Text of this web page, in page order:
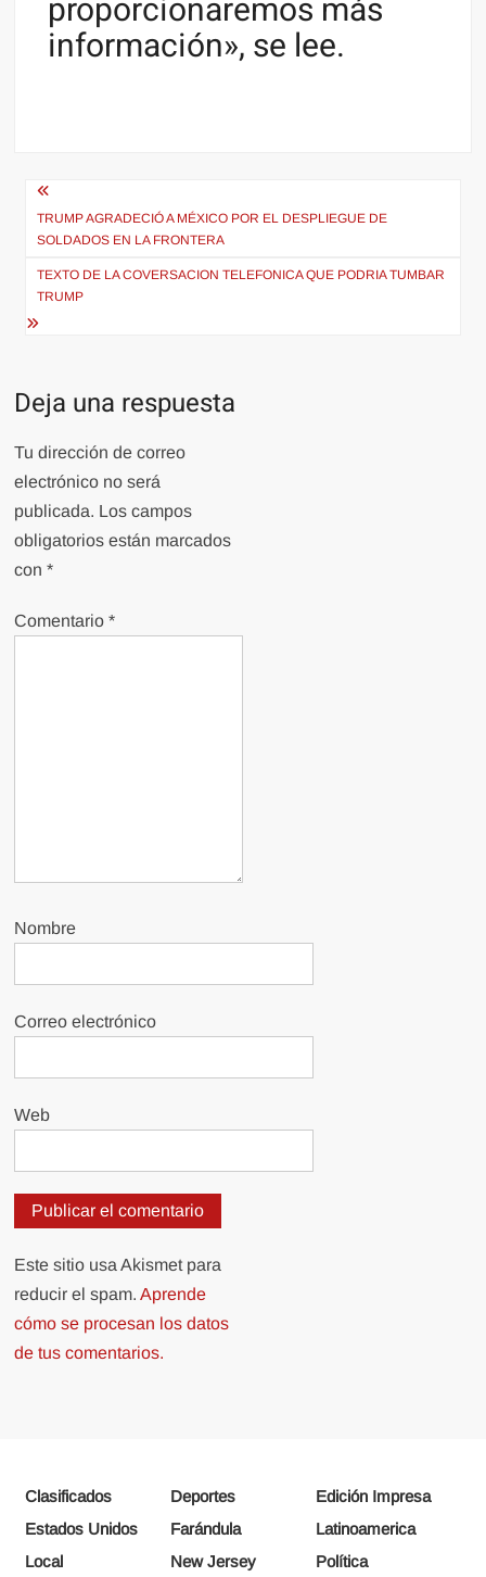
proporcionaremos más
información», se lee.
Navegación
de
entradas
TRUMP AGRADECIÓ A MÉXICO POR EL DESPLIEGUE DE
SOLDADOS EN LA FRONTERA
TEXTO DE LA COVERSACION TELEFONICA QUE PODRIA TUMBAR
TRUMP
Deja una respuesta
Tu dirección de correo
electrónico no será
publicada. Los campos
obligatorios están marcados
con*
Comentario*
Nombre
Correo electrónico
Web
Este sitio usa Akismet para
reducir el spam.Aprende
cómo se procesan los datos
de tus comentarios.
Clasificados Deportes
Edición Impresa
Estados Unidos
Farándula
Latinoamerica
Local
New Jersey Política